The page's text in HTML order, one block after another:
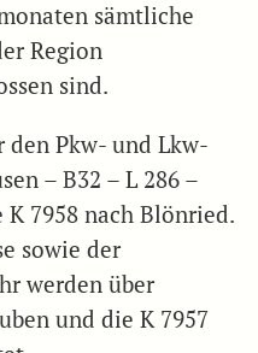
sämtliche
Region
sind.
Pkw- und Lkw-
– B32 – L 286 –
7958 nach Blönried.
sowie der
werden über
und die K 7957